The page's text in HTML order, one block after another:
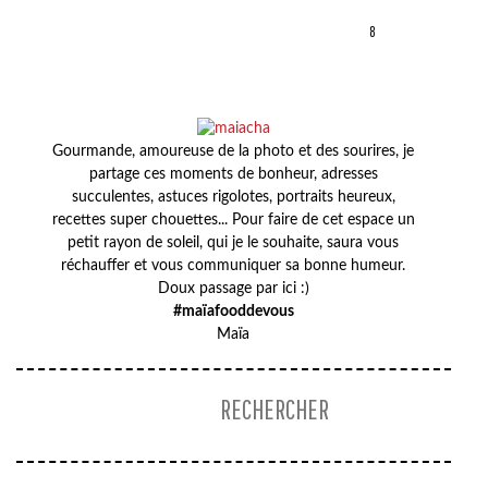
8
Gourmande, amoureuse de la photo et des sourires, je
partage ces moments de bonheur, adresses
succulentes, astuces rigolotes, portraits heureux,
recettes super chouettes... Pour faire de cet espace un
petit rayon de soleil, qui je le souhaite, saura vous
réchauffer et vous communiquer sa bonne humeur.
Doux passage par ici :)
#maïafooddevous
Maïa